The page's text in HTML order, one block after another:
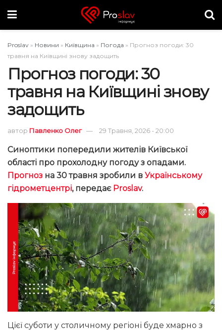
Proslav » Новини » Київщина » Погода » Прогноз погоди: 30
травня на Київщині знову задощить
Прогноз погоди: 30
травня на Київщині знову
задощить
автор Павленко Олег 29 Травня, 2026 - 20:00
Синоптики попередили жителів Київської
області про прохолодну погоду з опадами.
Прогноз на 30 травня зробили в Українському
гідрометцентрі, передає Proslav.
Цієї суботи у столичному регіоні буде хмарно з